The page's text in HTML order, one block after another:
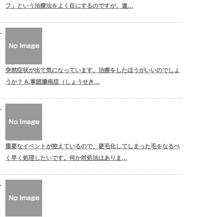
フ」という治療法をよく目にするのですが、違…
突然症状が出て気になっています。治療をしたほうがいいのでしょ
うか？ A.掌蹠膿疱症（しょうせき…
重要なイベントが控えているので、硬毛化してしまった毛をなるべ
く早く処理したいです。何か対処法はありま…